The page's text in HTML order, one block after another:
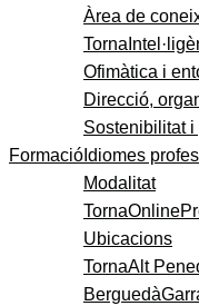
Formació
Àrea de
Torna
Ofimàtica i
Direcció,
Sostenibilitat
Idiomes
Modalitat
TornaOnline
Ubicacions
TornaAlt
Berguedà